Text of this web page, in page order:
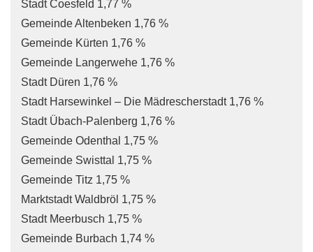
Stadt Coesfeld 1,77 %
Gemeinde Altenbeken 1,76 %
Gemeinde Kürten 1,76 %
Gemeinde Langerwehe 1,76 %
Stadt Düren 1,76 %
Stadt Harsewinkel – Die Mädrescherstadt 1,76 %
Stadt Übach-Palenberg 1,76 %
Gemeinde Odenthal 1,75 %
Gemeinde Swisttal 1,75 %
Gemeinde Titz 1,75 %
Marktstadt Waldbröl 1,75 %
Stadt Meerbusch 1,75 %
Gemeinde Burbach 1,74 %